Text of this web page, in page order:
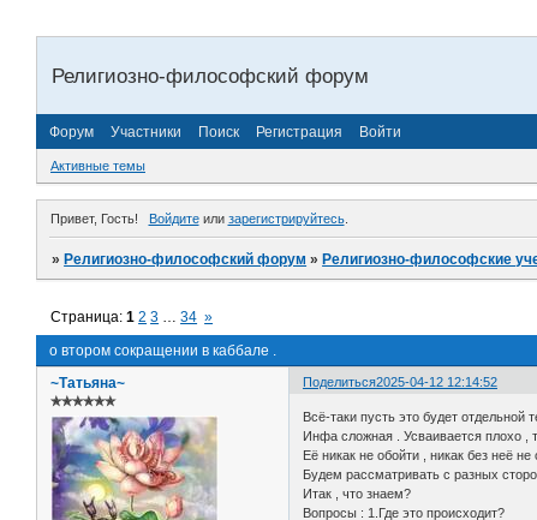
Религиозно-философский форум
Форум Участники Поиск Регистрация Войти
Активные темы
Привет, Гость! Войдитеили зарегистрируйтесь.
»Религиозно-философский форум »Религиозно-философские
о втором сокращении в каббале .
Страница:1 2 3 … 34 »
Поделиться2025-04-12 12:14:52
~Татьяна~
✯✯✯✯✯✯
Всё-таки пусть это будет отдельной
Инфа сложная . Усваивается плохо ,
Её никак не обойти , никак без неё не
Будем рассматривать с разных
Итак , что знаем?
Вопросы : 1.Где это происходит?